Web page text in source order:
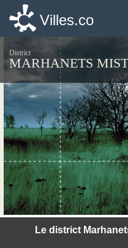
Villes.co
District
MARHANETS
Le district
Villes.co